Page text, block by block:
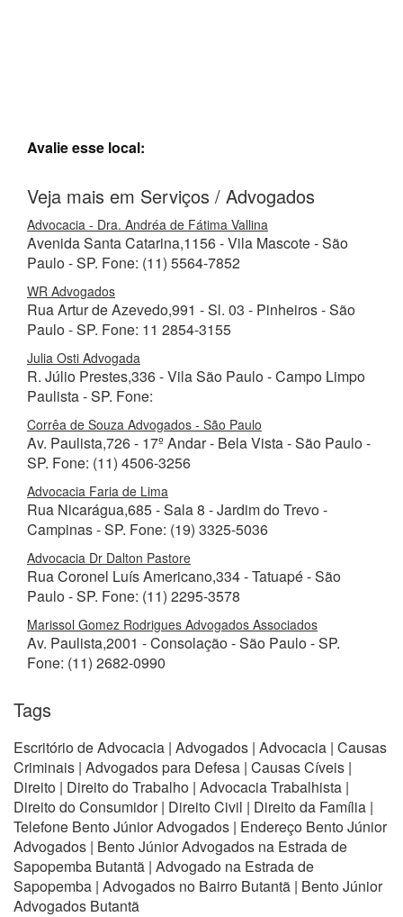
Avalie esse local:
Veja mais em Serviços / Advogados
Advocacia - Dra. Andréa de Fátima Vallina
Avenida Santa Catarina,1156 - Vila Mascote - São
Paulo - SP. Fone: (11) 5564-7852
WR Advogados
Rua Artur de Azevedo,991 - Sl. 03 - Pinheiros - São
Paulo - SP. Fone: 11 2854-3155
Julia Osti Advogada
R. Júlio Prestes,336 - Vila São Paulo - Campo Limpo
Paulista - SP. Fone:
Corrêa de Souza Advogados - São Paulo
Av. Paulista,726 - 17º Andar - Bela Vista - São Paulo -
SP. Fone: (11) 4506-3256
Advocacia Faria de Lima
Rua Nicarágua,685 - Sala 8 - Jardim do Trevo -
Campinas - SP. Fone: (19) 3325-5036
Advocacia Dr Dalton Pastore
Rua Coronel Luís Americano,334 - Tatuapé - São
Paulo - SP. Fone: (11) 2295-3578
Marissol Gomez Rodrigues Advogados Associados
Av. Paulista,2001 - Consolação - São Paulo - SP.
Fone: (11) 2682-0990
Tags
Escritório de Advocacia | Advogados | Advocacia | Causas
Criminais | Advogados para Defesa | Causas Cíveis |
Direito | Direito do Trabalho | Advocacia Trabalhista |
Direito do Consumidor | Direito Civil | Direito da Família |
Telefone Bento Júnior Advogados | Endereço Bento Júnior
Advogados | Bento Júnior Advogados na Estrada de
Sapopemba Butantã | Advogado na Estrada de
Sapopemba | Advogados no Bairro Butantã | Bento Júnior
Advogados Butantã